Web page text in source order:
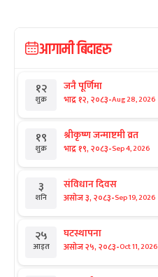
आगामी बिदाहरु
१२
शुक्र
जनै पूर्णिमा
भाद्र १२, २०८३-Aug 28, 2026
१९
शुक्र
श्रीकृष्ण जन्माष्टमी व्रत
भाद्र १९, २०८३-Sep 4, 2026
३
शनि
संविधान दिवस
असोज ३, २०८३-Sep 19, 2026
२५
आइत
घटस्थापना
असोज २५, २०८३-Oct 11, 2026